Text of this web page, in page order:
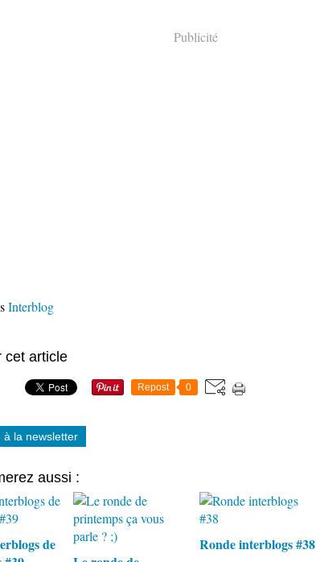
Publicité
Interblog
cet article
Repost 0
à la newsletter
aussi :
de
Ronde interblogs #38